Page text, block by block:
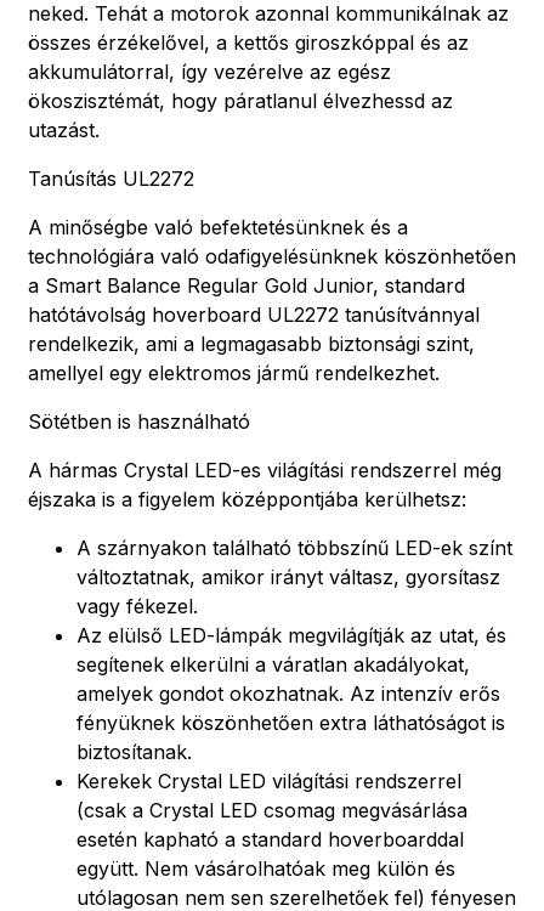
neked. Tehát a motorok azonnal kommunikálnak az
összes érzékelővel, a kettős giroszkóppal és az
akkumulátorral, így vezérelve az egész
ökoszisztémát, hogy páratlanul élvezhessd az
utazást.
Tanúsítás UL2272
A minőségbe való befektetésünknek és a
technológiára való odafigyelésünknek köszönhetően
a Smart Balance Regular Gold Junior, standard
hatótávolság hoverboard UL2272 tanúsítvánnyal
rendelkezik, ami a legmagasabb biztonsági szint,
amellyel egy elektromos jármű rendelkezhet.
Sötétben is használható
A hármas Crystal LED-es világítási rendszerrel még
éjszaka is a figyelem középpontjába kerülhetsz:
A szárnyakon található többszínű LED-ek színt
változtatnak, amikor irányt váltasz, gyorsítasz
vagy fékezel.
Az elülső LED-lámpák megvilágítják az utat, és
segítenek elkerülni a váratlan akadályokat,
amelyek gondot okozhatnak. Az intenzív erős
fényüknek köszönhetően extra láthatóságot is
biztosítanak.
Kerekek Crystal LED világítási rendszerrel
(csak a Crystal LED csomag megvásárlása
esetén kapható a standard hoverboarddal
együtt. Nem vásárolhatóak meg külön és
utólagosan nem sen szerelhetőek fel) fényesen